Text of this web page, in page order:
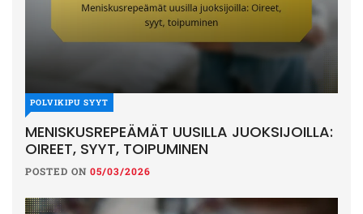
POLVIKIPU SYYT
MENISKUSREPEÄMÄT UUSILLA JUOKSIJOILLA:
OIREET, SYYT, TOIPUMINEN
POSTED ON 05/03/2026